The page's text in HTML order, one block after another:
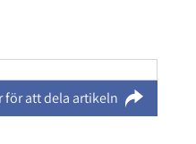
för att dela artikeln